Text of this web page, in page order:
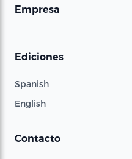
Empresa
Ediciones
Spanish
English
Contacto